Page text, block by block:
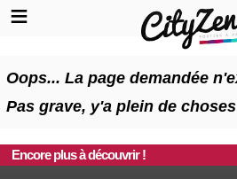
Oops... La page demandée
Pas grave, y'a plein de
Encore plus à découvrir !